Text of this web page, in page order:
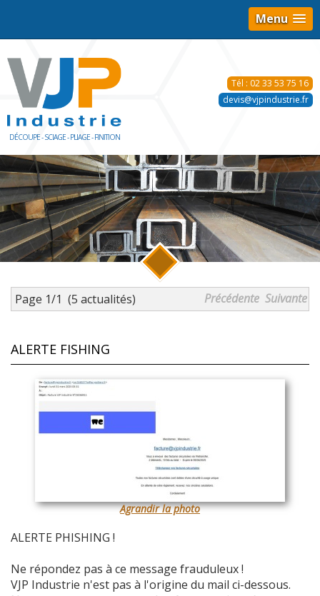
Menu
DÉCOUPE - SCIAGE - PLIAGE - FINITION
Tél : 02 33 53 75 16
devis@vjpindustrie.fr
Page 1/1 (5 actualités) Précédente Suivante
ALERTE FISHING
Agrandir la photo
ALERTE PHISHING !
Ne répondez pas à ce message frauduleux !
VJP Industrie n'est pas à l'origine du mail ci-dessous.